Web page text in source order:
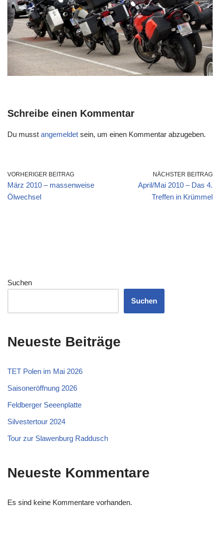
Schreibe einen Kommentar
Du musst angemeldet sein, um einen Kommentar abzugeben.
VORHERIGER BEITRAG
März 2010 – massenweise
Ölwechsel
NÄCHSTER BEITRAG
April/Mai 2010 – Das 4.
Treffen in Krümmel
Suchen
Suchen
Neueste Beiträge
TET Polen im Mai 2026
Saisoneröffnung 2026
Feldberger Seeenplatte
Silvestertour 2024
Tour zur Slawenburg Raddusch
Neueste Kommentare
Es sind keine Kommentare vorhanden.